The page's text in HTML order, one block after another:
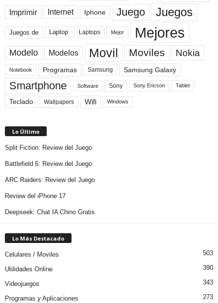
Imprimir Internet Iphone Juego Juegos
Juegos de Laptop Laptops Mejor Mejores
Modelo Modelos Movil Moviles Nokia
Notebook Programas Samsung Samsung Galaxy
Smartphone Software Sony Sony Ericson Tablet
Teclado Wallpapers Wifi Windows
Lo Último
Split Fiction: Review del Juego
Battlefield 6: Review del Juego
ARC Raiders: Review del Juego
Review del iPhone 17
Deepseek: Chat IA Chino Gratis
Lo Más Destacado
Celulares / Moviles 503
Utilidades Online 390
Videojuegos 343
Programas y Aplicaciones 273